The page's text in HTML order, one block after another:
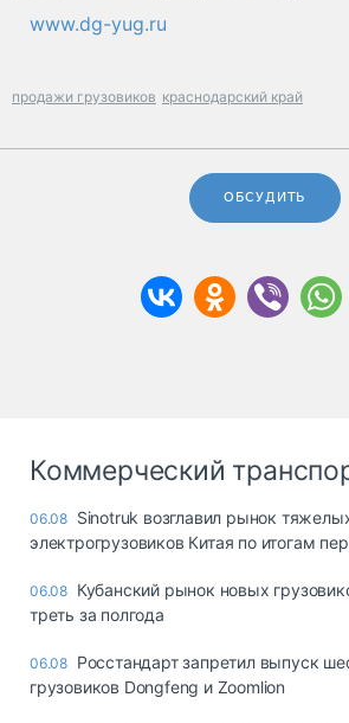
www.dg-yug.ru
продажи грузовиков краснодарский край
ОБСУДИТЬ
Коммерческий
06.08 Sinotruk возглавил рынок
электрогрузовиков Китая по итогам
06.08 Кубанский рынок новых
треть за полгода
06.08 Росстандарт запретил выпуск
грузовиков Dongfeng и Zoomlion